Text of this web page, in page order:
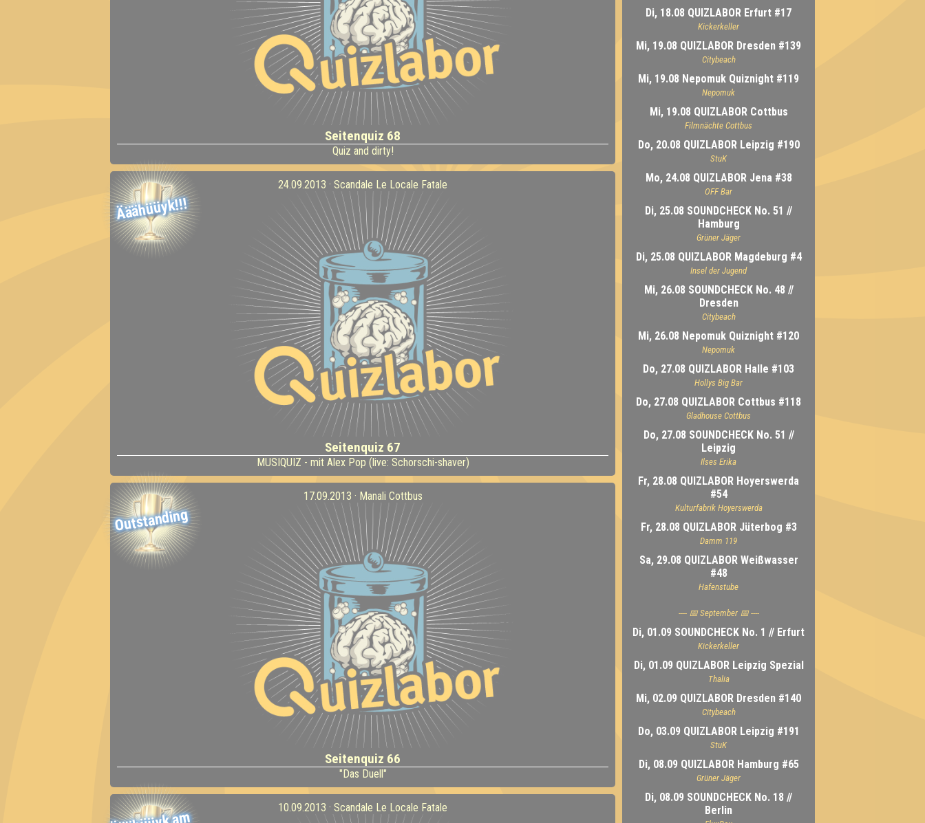
Seitenquiz 68
Quiz and dirty!
Ääähüüyk!!!
24.09.2013 · Scandale Le Locale Fatale
Seitenquiz 67
MUSIQUIZ - mit Alex Pop (live: Schorschi-shaver)
Outstanding
17.09.2013 · Manali Cottbus
Seitenquiz 66
"Das Duell"
10.09.2013 · Scandale Le Locale Fatale
Di, 18.08 QUIZLABOR Erfurt #17
Kickerkeller
Mi, 19.08 QUIZLABOR Dresden #139
Citybeach
Mi, 19.08 Nepomuk Quiznight #119
Nepomuk
Mi, 19.08 QUIZLABOR Cottbus
Filmnächte Cottbus
Do, 20.08 QUIZLABOR Leipzig #190
StuK
Mo, 24.08 QUIZLABOR Jena #38
OFF Bar
Di, 25.08 SOUNDCHECK No. 51 //
Hamburg
Grüner Jäger
Di, 25.08 QUIZLABOR Magdeburg #4
Insel der Jugend
Mi, 26.08 SOUNDCHECK No. 48 //
Dresden
Citybeach
Mi, 26.08 Nepomuk Quiznight #120
Nepomuk
Do, 27.08 QUIZLABOR Halle #103
Hollys Big Bar
Do, 27.08 QUIZLABOR Cottbus #118
Gladhouse Cottbus
Do, 27.08 SOUNDCHECK No. 51 //
Leipzig
Ilses Erika
Fr, 28.08 QUIZLABOR Hoyerswerda
#54
Kulturfabrik Hoyerswerda
Fr, 28.08 QUIZLABOR Jüterbog #3
Damm 119
Sa, 29.08 QUIZLABOR Weißwasser
#48
Hafenstube
---- 📅 September 📅 ----
Di, 01.09 SOUNDCHECK No. 1 // Erfurt
Kickerkeller
Di, 01.09 QUIZLABOR Leipzig Spezial
Thalia
Mi, 02.09 QUIZLABOR Dresden #140
Citybeach
Do, 03.09 QUIZLABOR Leipzig #191
StuK
Di, 08.09 QUIZLABOR Hamburg #65
Grüner Jäger
Di, 08.09 SOUNDCHECK No. 18 //
Berlin